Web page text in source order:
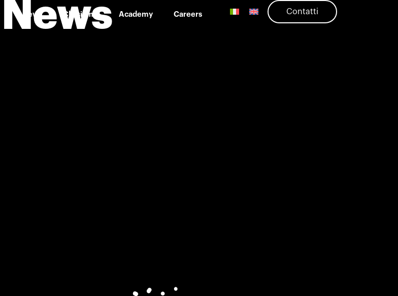
News Chi siamo Academy Careers Contatti
News